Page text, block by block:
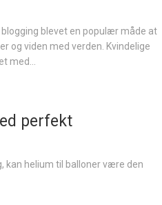
blogging blevet en populær måde at
og viden med verden. Kvindelige
med...
perfekt
kan helium til balloner være den